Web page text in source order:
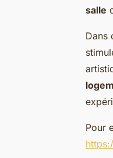
salle
Dans
Pour